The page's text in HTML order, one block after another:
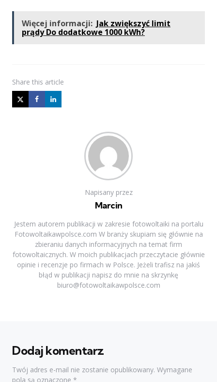
Więcej informacji: Jak zwiększyć limit
prądy Do dodatkowe 1000 kWh?
Share this article
Napisany przez
Marcin
Jestem autorem publikacji w zakresie fotowoltaiki na portalu
Fotowoltaikawpolsce.com W branży skupiam się głównie na
zbieraniu danych informacyjnych na temat firm
fotowoltaicznych. W moich publikacjach przeczytacie głównie
opinie i recenzje po firmach w Polsce. Jeżeli trafisz na jakiś
błąd w publikacji napisz do mnie na skrzynkę
biuro@fotowoltaikawpolsce.com
Dodaj komentarz
Twój adres e-mail nie zostanie opublikowany. Wymagane
pola są oznaczone *